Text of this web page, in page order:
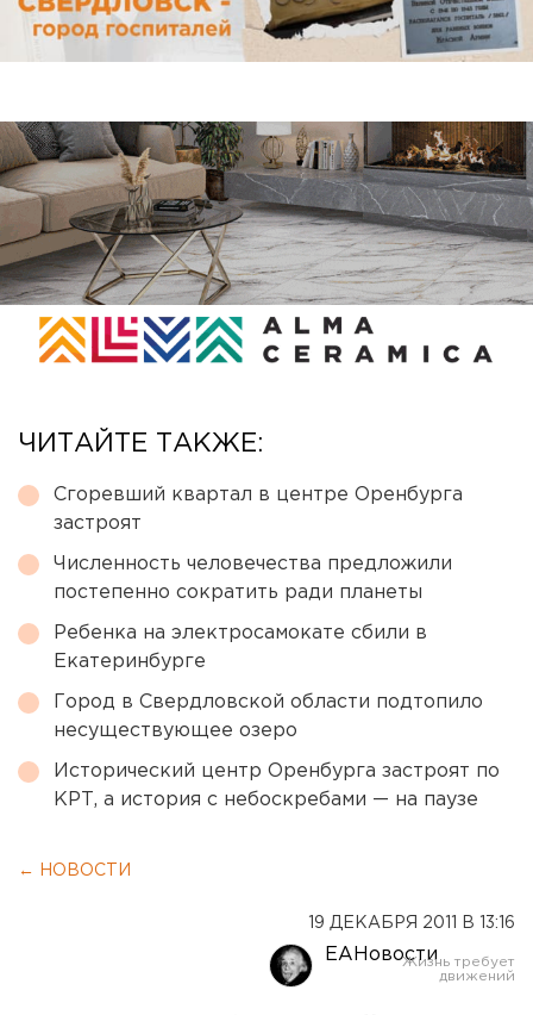
ЧИТАЙТЕ ТАКЖЕ:
Сгоревший квартал в центре Оренбурга
застроят
Численность человечества предложили
постепенно сократить ради планеты
Ребенка на электросамокате сбили в
Екатеринбурге
Город в Свердловской области подтопило
несуществующее озеро
Исторический центр Оренбурга застроят по
КРТ, а история с небоскребами — на паузе
← НОВОСТИ
19 ДЕКАБРЯ 2011 В 13:16
ЕАНовости